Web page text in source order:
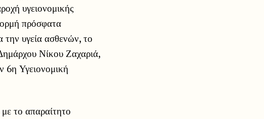
υγειονομικής
πρόσφατα
την υγεία ασθενών, το
Νίκου Ζαχαριά,
6η Υγειονομική
το απαραίτητο